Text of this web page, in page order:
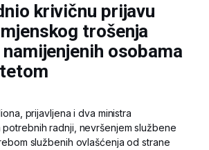
krivičnu prijavu
trošenja
osobama
prijavljena i dva ministra
radnji, nevršenjem službene
službenih ovlašćenja od strane